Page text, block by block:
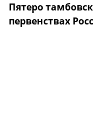
Пятеро
первенствах